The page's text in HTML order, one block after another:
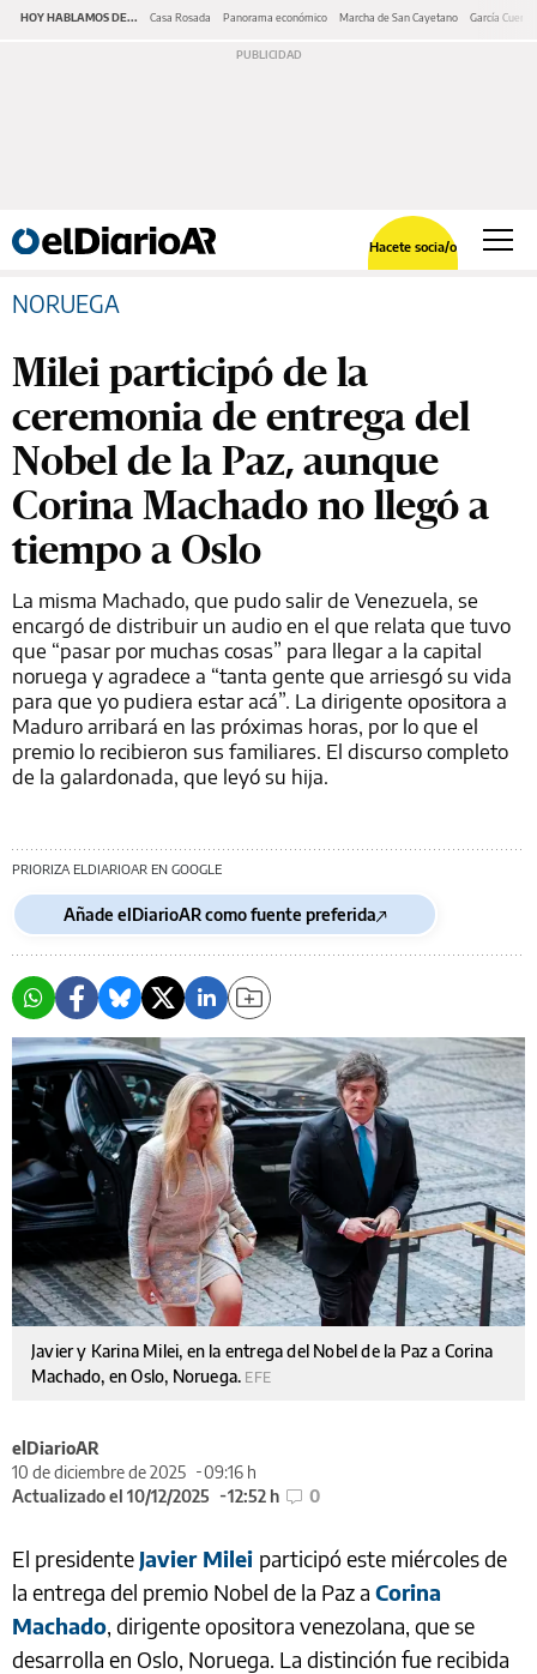
HOY HABLAMOS DE... Casa Rosada Panorama económico Marcha de San Cayetano García Cuerva
Hacete socia/o
NORUEGA
Milei participó de la
ceremonia de entrega del
Nobel de la Paz, aunque
Corina Machado no llegó a
tiempo a Oslo
La misma Machado, que pudo salir de Venezuela, se
encargó de distribuir un audio en el que ⁠relata que tuvo
que “pasar por muchas cosas” para llegar a la capital
noruega y agradece a “tanta gente que arriesgó su vida
para que yo pudiera estar acá”. La dirigente opositora a
Maduro arribará en las próximas horas, por lo que el
premio lo recibieron sus familiares. El discurso completo
de la galardonada, que leyó su hija.
PRIORIZA ELDIARIOAR EN GOOGLE
Añade elDiarioAR como fuente preferida
Javier y Karina Milei, en la entrega del Nobel de la Paz a Corina
Machado, en Oslo, Noruega. EFE
elDiarioAR
10 de diciembre de 2025
09:16 h
Actualizado el 10/12/2025
12:52 h 0
El presidente Javier Milei participó este miércoles de
la entrega del premio Nobel de la Paz a Corina
Machado, dirigente opositora venezolana, que se
desarrolla en Oslo, Noruega. La distinción fue recibida